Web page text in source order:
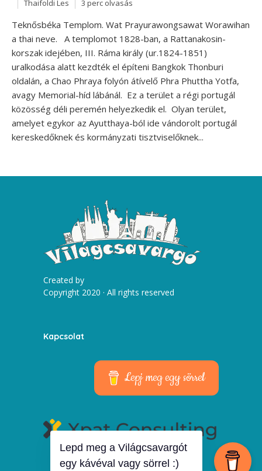
Thaifoldi Les 3 perc olvasás
Teknősbéka Templom. Wat Prayurawongsawat Worawihan
a thai neve. A templomot 1828-ban, a Rattanakosin-
korszak idejében, III. Ráma király (ur.1824-1851)
uralkodása alatt kezdték el építeni Bangkok Thonburi
oldalán, a Chao Phraya folyón átívelő Phra Phuttha Yotfa,
avagy Memorial-híd lábánál. Ez a terület a régi portugál
közösség déli peremén helyezkedik el. Olyan terület,
amelyet egykor az Ayutthaya-ból ide vándorolt portugál
kereskedőknek és kormányzati tisztviselőknek...
Created by
Copyright 2020 · All rights reserved
Kapcsolat
Lepj meg egy sörrel
Lepd meg a Világcsavargót
egy kávéval vagy sörrel :)